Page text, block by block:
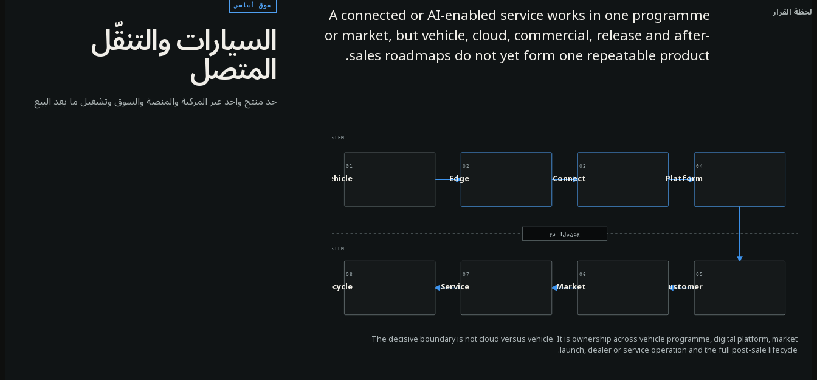
سوق أساسي
السيارات والتنقّل
المتصل
حد منتج واحد عبر المركبة والمنصة والسوق وتشغيل ما بعد البيع
لحظة القرار A connected or AI-enabled service works in one programme
or market, but vehicle, cloud, commercial, release and after-
sales roadmaps do not yet form one repeatable product.
PHYSICAL + RUNTIME SYSTEM
حد المنتج
HUMAN + OPERATING SYSTEM
01
Vehicle
02
Edge
03
Connect
04
Platform
05
Customer
06
Market
07
Service
08
Lifecycle
The decisive boundary is not cloud versus vehicle. It is ownership across vehicle programme, digital platform, market
launch, dealer or service operation and the full post-sale lifecycle.